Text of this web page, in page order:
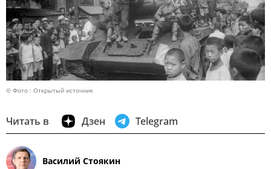
© Фото : Открытый источник
Читать в Дзен Telegram
Василий Стоякин